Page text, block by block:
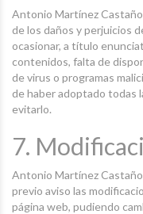
Antonio Martínez
de los daños y perjuicios
ocasionar, a título
contenidos, falta de
de virus o programas
de haber adoptado todas
evitarlo.
7.
Antonio Martínez
previo aviso las
página web, pudiendo